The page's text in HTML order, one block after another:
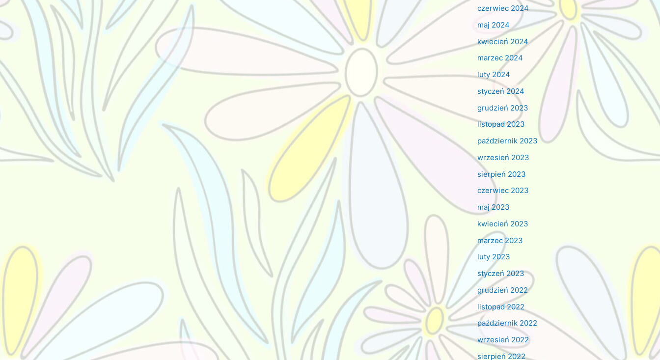
czerwiec 2024
maj 2024
kwiecień 2024
marzec 2024
luty 2024
styczeń 2024
grudzień 2023
listopad 2023
październik 2023
wrzesień 2023
sierpień 2023
czerwiec 2023
maj 2023
kwiecień 2023
marzec 2023
luty 2023
styczeń 2023
grudzień 2022
listopad 2022
październik 2022
wrzesień 2022
sierpień 2022